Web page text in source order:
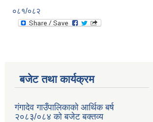
०८१/०८२
बजेट तथा कार्यक्रम
गंगादेव गाउँपालिकाको आर्थिक बर्ष
२०८३/०८४ को बजेट बक्तव्य